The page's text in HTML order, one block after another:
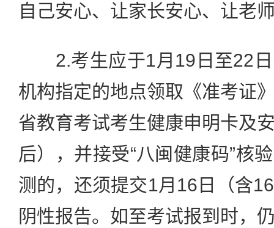
自己安心、让家长安心、让老
2.考生应于1月19日至22日
机构指定的地点领取《准考证
省教育考试考生健康申明卡及
后），并接受“八闽健康码”核
测的，还须提交1月16日（含
阴性报告。如至考试报到时，